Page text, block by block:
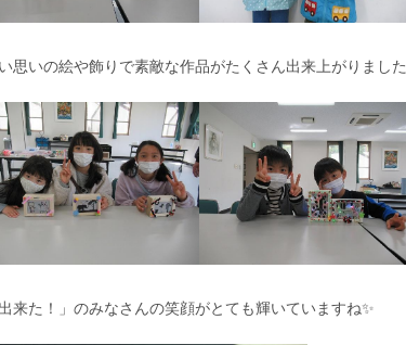
思いの絵や飾りで素敵な作品がたくさん出来上がりました
来た！」のみなさんの笑顔がとても輝いていますね✨